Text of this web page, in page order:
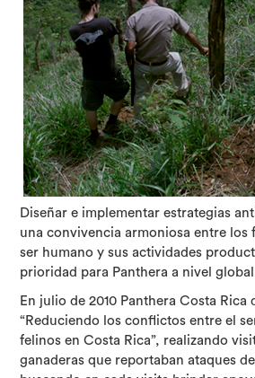
Diseñar e implementar estrategias
una convivencia armoniosa entre los
ser humano y sus actividades
prioridad para Panthera a nivel
En julio de 2010 Panthera Costa
“Reduciendo los conflictos entre el
felinos en Costa Rica”, realizando
ganaderas que reportaban ataques